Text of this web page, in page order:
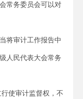
常务委员会可以对
将审计工作报告中
人民代表大会常务
使审计监督权，不